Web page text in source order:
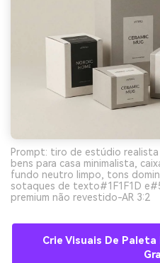
Prompt: tiro de estúdio
bens para casa minimalista,
fundo neutro limpo, tons
sotaques de texto#1F1F1D
premium não revestido-AR 3:2
Crie Visuais De Paleta